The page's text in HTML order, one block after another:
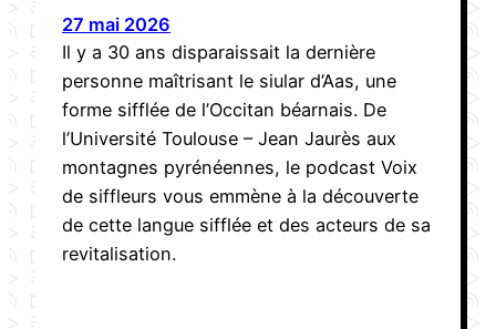
27 mai 2026
Il y a 30 ans disparaissait la dernière
personne maîtrisant le siular d’Aas, une
forme sifflée de l’Occitan béarnais. De
l’Université Toulouse – Jean Jaurès aux
montagnes pyrénéennes, le podcast Voix
de siffleurs vous emmène à la découverte
de cette langue sifflée et des acteurs de sa
revitalisation.